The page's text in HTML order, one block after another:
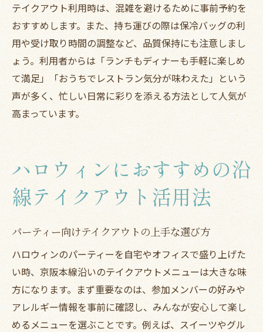
テイクアウト利用時は、混雑を避けるために事前予約を
おすすめします。また、持ち運びの際は保冷バッグの利
用や受け取り時間の調整など、品質保持にも注意しまし
ょう。利用者からは「ランチもディナーも手軽に楽しめ
て満足」「おうちでレストラン気分が味わえた」という
声が多く、忙しい日常に彩りを添える方法として人気が
高まっています。
ハロウィンにおすすめの沿
線テイクアウト活用法
パーティー向けテイクアウトの上手な選び方
ハロウィンのパーティーを自宅やオフィスで盛り上げた
い時、京阪本線沿いのテイクアウトメニューは大きな味
方になります。まず重要なのは、参加メンバーの好みや
アレルギー情報を事前に確認し、みんなが安心して楽し
めるメニューを選ぶことです。例えば、スイーツやグル